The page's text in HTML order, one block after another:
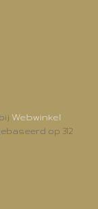
Webwinkel
op 312